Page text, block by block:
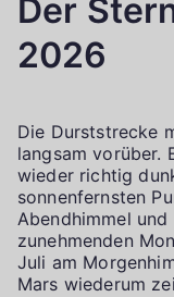
Der
2026
Die Durststrecke
langsam vorüber.
wieder richtig
sonnenfernsten
Abendhimmel und
zunehmenden
Juli am
Mars wiederum